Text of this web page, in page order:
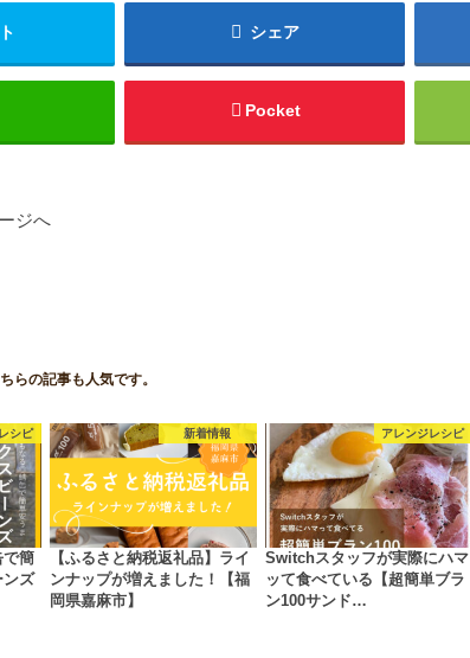
シェア
Pocket
ジへ
らの記事も人気です。
シピ
で簡
ンズ
新着情報
【ふるさと納税返礼品】ライ
ンナップが増えました！【福
岡県嘉麻市】
アレンジレシピ
Switchスタッフが実際にハマ
ッて食べている【超簡単ブラ
ン100サンド…